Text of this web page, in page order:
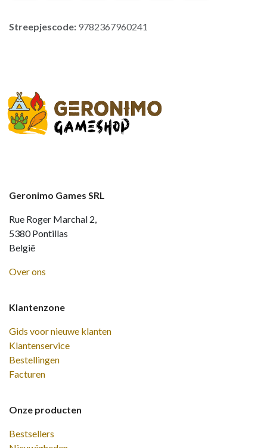
Streepjescode: 9782367960241
Klantenzone
Gids voor nieuwe klanten
Klantenservice
Bestellingen
Facturen
Onze producten
Bestsellers
Geronimo Games SRL
Rue Roger Marchal 2,
5380 Pontillas
België
Over ons